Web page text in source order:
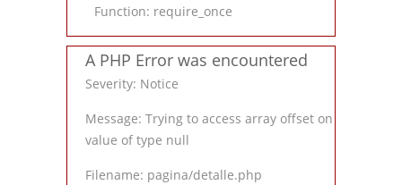
Function: require_once
A PHP Error was encountered
Severity: Notice
Message: Trying to access array offset on
value of type null
Filename: pagina/detalle.php